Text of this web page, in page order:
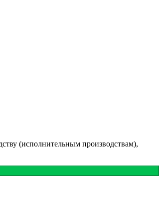
(исполнительным производствам),